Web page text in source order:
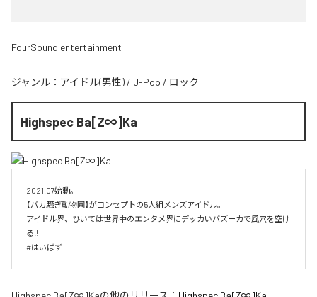
FourSound entertainment
ジャンル： アイドル(男性) / J-Pop / ロック
Highspec Ba[Z∞]Ka
2021.07始動。
【バカ騒ぎ動物園】がコンセプトの5人組メンズアイドル。
アイドル界、ひいては世界中のエンタメ界にデッカいバズーカで風穴を空け
る!!
#はいばず